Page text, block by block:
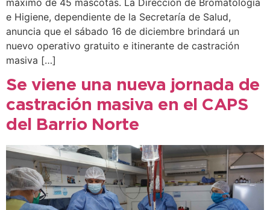
e Higiene, dependiente de la Secretaría de Salud,
anuncia que el sábado 16 de diciembre brindará un
nuevo operativo gratuito e itinerante de castración
masiva […]
Se viene una nueva jornada de
castración masiva en el CAPS
del Barrio Norte